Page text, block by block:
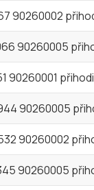
90260002
90260005
90260001
90260005
90260002
90260005